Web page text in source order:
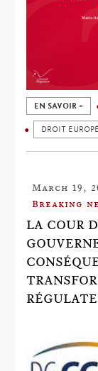
EN SAVOIR +
DROIT
March 19,
Breaking
LA COUR